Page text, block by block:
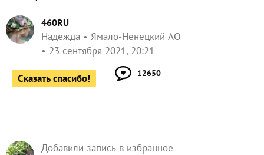
460RU
Надежда
Ямало-Ненецкий АО
23 сентября 2021, 20:21
Сказать спасибо! 12650
Добавили запись в избранное